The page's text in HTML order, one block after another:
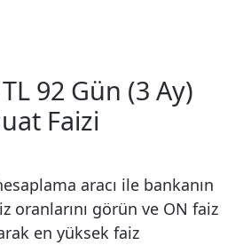
92 Gün (3 Ay)
Faizi
aracı ile bankanın
oranlarını görün ve ON faiz
en yüksek faiz